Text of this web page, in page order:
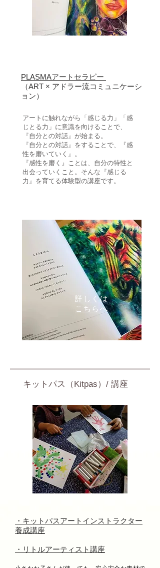
PLASMAアートセラピー
​（ART × アドラー流コミュニケーシ
ョン）
アートに触れながら「感じる力」「感
じとる力」に意識を向けることで、
『自分との対話』が始まる。
『自分との対話』をすることで、『感
性を磨いていく』。
『感性を磨く』ことは、自分の特性と
出会っていくこと。そんな『感じる
力』を育てる体験型の講座です。
詳しくは
こちらへ
キットパス（Kitpas）/ 講座
・キットパスアートインストラクター
養成講座
・リトルアーティスト講座